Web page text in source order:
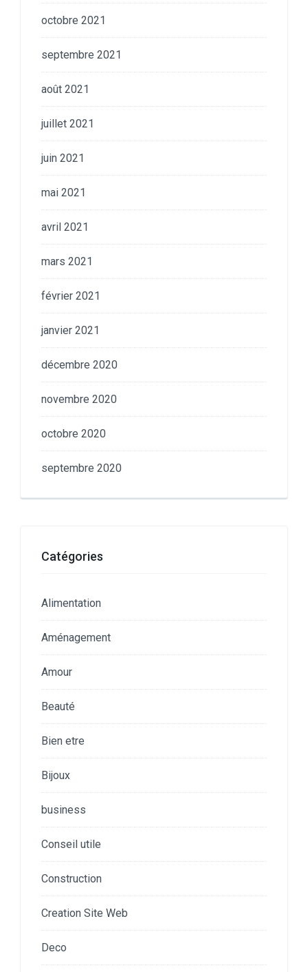
octobre 2021
septembre 2021
août 2021
juillet 2021
juin 2021
mai 2021
avril 2021
mars 2021
février 2021
janvier 2021
décembre 2020
novembre 2020
octobre 2020
septembre 2020
Catégories
Alimentation
Aménagement
Amour
Beauté
Bien etre
Bijoux
business
Conseil utile
Construction
Creation Site Web
Deco